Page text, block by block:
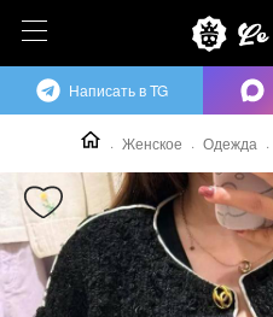
Женское Одежда
Написать в TG